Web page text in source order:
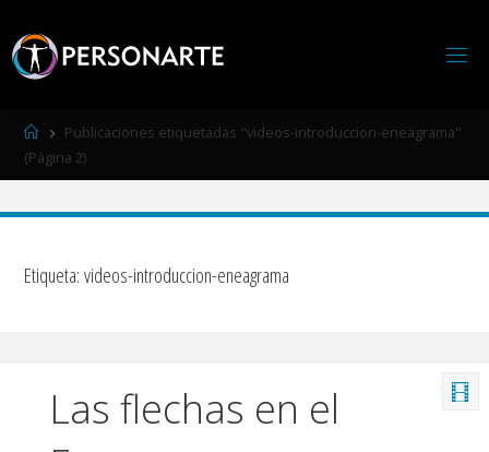
Página
de
Inicio
Publicaciones etiquetadas "videos-introduccion-eneagrama"
(Página 2)
Etiqueta:videos-introduccion-eneagrama
Las flechas en el